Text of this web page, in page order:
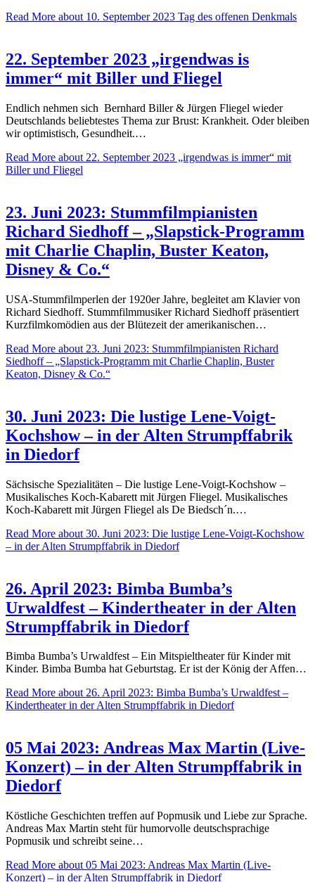
Read More about 10. September 2023 Tag des offenen Denkmals
22. September 2023 „irgendwas is
immer“ mit Biller und Fliegel
Endlich nehmen sich Bernhard Biller & Jürgen Fliegel wieder
Deutschlands beliebtestes Thema zur Brust: Krankheit. Oder bleiben
wir optimistisch, Gesundheit.…
Read More about 22. September 2023 „irgendwas is immer“ mit
Biller und Fliegel
23. Juni 2023: Stummfilmpianisten
Richard Siedhoff – „Slapstick-Programm
mit Charlie Chaplin, Buster Keaton,
Disney & Co.“
USA-Stummfilmperlen der 1920er Jahre, begleitet am Klavier von
Richard Siedhoff. Stummfilmmusiker Richard Siedhoff präsentiert
Kurzfilmkomödien aus der Blütezeit der amerikanischen…
Read More about 23. Juni 2023: Stummfilmpianisten Richard
Siedhoff – „Slapstick-Programm mit Charlie Chaplin, Buster
Keaton, Disney & Co.“
30. Juni 2023: Die lustige Lene-Voigt-
Kochshow – in der Alten Strumpffabrik
in Diedorf
Sächsische Spezialitäten – Die lustige Lene-Voigt-Kochshow –
Musikalisches Koch-Kabarett mit Jürgen Fliegel. Musikalisches
Koch-Kabarett mit Jürgen Fliegel als De Biedsch´n.…
Read More about 30. Juni 2023: Die lustige Lene-Voigt-Kochshow
– in der Alten Strumpffabrik in Diedorf
26. April 2023: Bimba Bumba’s
Urwaldfest – Kindertheater in der Alten
Strumpffabrik in Diedorf
Bimba Bumba’s Urwaldfest – Ein Mitspieltheater für Kinder mit
Kinder. Bimba Bumba hat Geburtstag. Er ist der König der Affen…
Read More about 26. April 2023: Bimba Bumba’s Urwaldfest –
Kindertheater in der Alten Strumpffabrik in Diedorf
05 Mai 2023: Andreas Max Martin (Live-
Konzert) – in der Alten Strumpffabrik in
Diedorf
Köstliche Geschichten treffen auf Popmusik und Liebe zur Sprache.
Andreas Max Martin steht für humorvolle deutschsprachige
Popmusik und schreibt seine…
Read More about 05 Mai 2023: Andreas Max Martin (Live-
Konzert) – in der Alten Strumpffabrik in Diedorf